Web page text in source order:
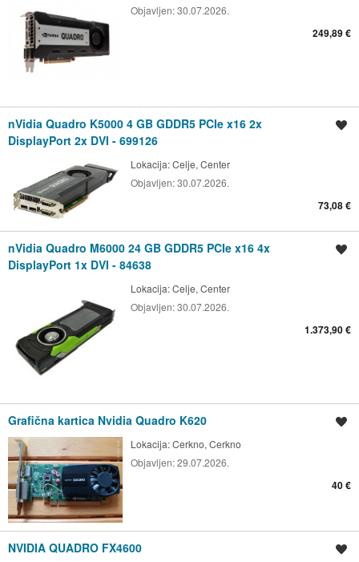
Objavljen:30.07.2026.
249,89 €
nVidia Quadro K5000 4 GB GDDR5 PCIe x16 2x
DisplayPort 2x DVI - 699126
Lokacija:Celje, Center
Objavljen:30.07.2026.
73,08 €
nVidia Quadro M6000 24 GB GDDR5 PCIe x16 4x
DisplayPort 1x DVI - 84638
Lokacija:Celje, Center
Objavljen:30.07.2026.
1.373,90 €
Grafična kartica Nvidia Quadro K620
Lokacija:Cerkno, Cerkno
Objavljen:29.07.2026.
40 €
NVIDIA QUADRO FX4600